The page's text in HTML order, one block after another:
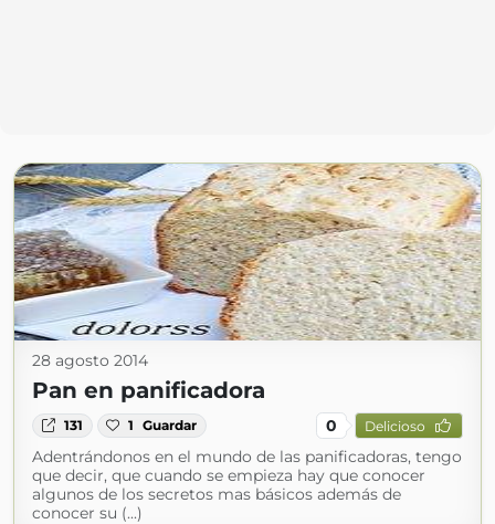
28 agosto 2014
Pan en panificadora
131 1 Guardar 0 Delicioso
Adentrándonos en el mundo de las panificadoras, tengo
que decir, que cuando se empieza hay que conocer
algunos de los secretos mas básicos además de
conocer su (...)